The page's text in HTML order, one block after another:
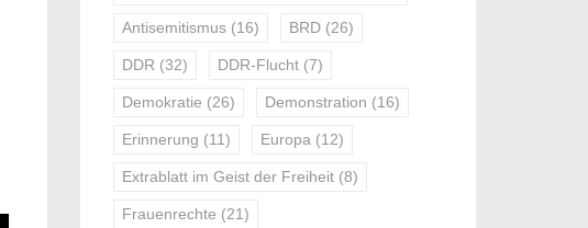
Antisemitismus (16) BRD (26)
DDR (32) DDR-Flucht (7)
Demokratie (26) Demonstration (16)
Erinnerung (11) Europa (12)
Extrablatt im Geist der Freiheit (8)
Frauenrechte (21)